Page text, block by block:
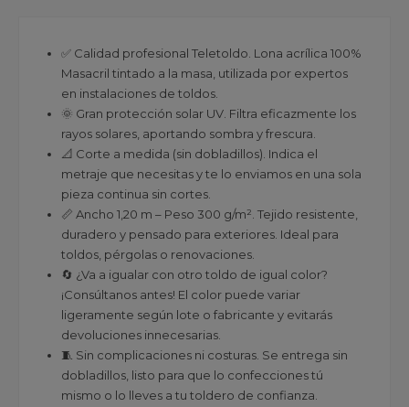
✅ Calidad profesional Teletoldo. Lona acrílica 100%
Masacril tintado a la masa, utilizada por expertos
en instalaciones de toldos.
🌞 Gran protección solar UV. Filtra eficazmente los
rayos solares, aportando sombra y frescura.
📐 Corte a medida (sin dobladillos). Indica el
metraje que necesitas y te lo enviamos en una sola
pieza continua sin cortes.
📏 Ancho 1,20 m – Peso 300 g/m². Tejido resistente,
duradero y pensado para exteriores. Ideal para
toldos, pérgolas o renovaciones.
🔄 ¿Va a igualar con otro toldo de igual color?
¡Consúltanos antes! El color puede variar
ligeramente según lote o fabricante y evitarás
devoluciones innecesarias.
🧵 Sin complicaciones ni costuras. Se entrega sin
dobladillos, listo para que lo confecciones tú
mismo o lo lleves a tu toldero de confianza.